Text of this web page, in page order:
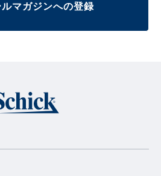
ルマガジンへの登録